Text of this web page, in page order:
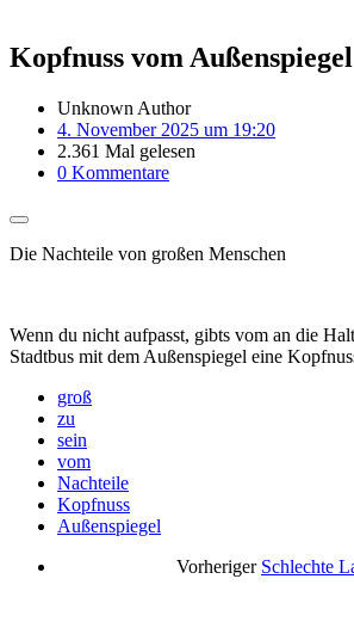
Kopfnuss vom Außenspiegel
Unknown Author
4. November 2025 um 19:20
2.361 Mal gelesen
0 Kommentare
Die Nachteile von großen Menschen
Wenn du nicht aufpasst, gibts vom an die
Stadtbus mit dem Außenspiegel eine
groß
zu
sein
vom
Nachteile
Kopfnuss
Außenspiegel
Vorheriger Schlechte